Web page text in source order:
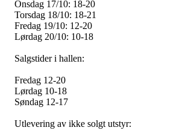
Onsdag 17/10: 18-20
Torsdag 18/10: 18-21
Fredag 19/10: 12-20
Lørdag 20/10: 10-18
Salgstider i hallen:
Fredag 12-20
Lørdag 10-18
Søndag 12-17
Utlevering av ikke solgt utstyr: